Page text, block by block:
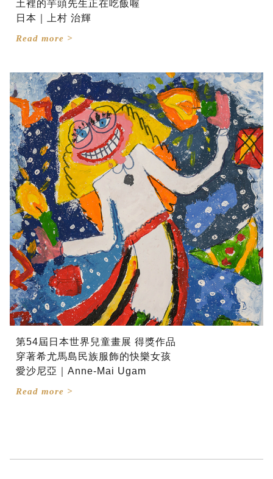
土裡的芋頭先生正在吃飯喔
日本｜上村 治輝
Read more >
第54屆日本世界兒童畫展 得獎作品
穿著希尤馬島民族服飾的快樂女孩
愛沙尼亞｜Anne-Mai Ugam
Read more >